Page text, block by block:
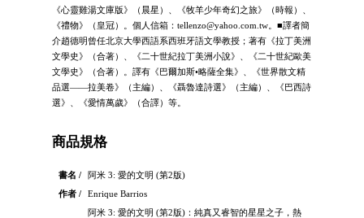
《心靈雞湯文庫版》（晨星）、《牧羊少年奇幻之旅》（時報）、
《禮物》（皇冠）。個人信箱： tellenzo@yahoo.com.tw。■譯者簡
介趙德明曾任北京大學西語系西班牙語文學教授；著有《拉丁美洲
文學史》（合著）、《二十世紀拉丁美洲小說》、《二十世紀歐美
文學史》（合著）。譯有《巴爾加斯•略薩全集》、《世界散文精
品選——拉美卷》（主編）、《聶魯達詩選》（主編）、《巴西詩
選》、《愛情萬歲》（合譯）等。
商品規格
書名 /
阿米 3: 愛的文明 (第2版)
作者 /
Enrique Barrios
阿米 3: 愛的文明 (第2版)：純真又睿智的星星之子，熱